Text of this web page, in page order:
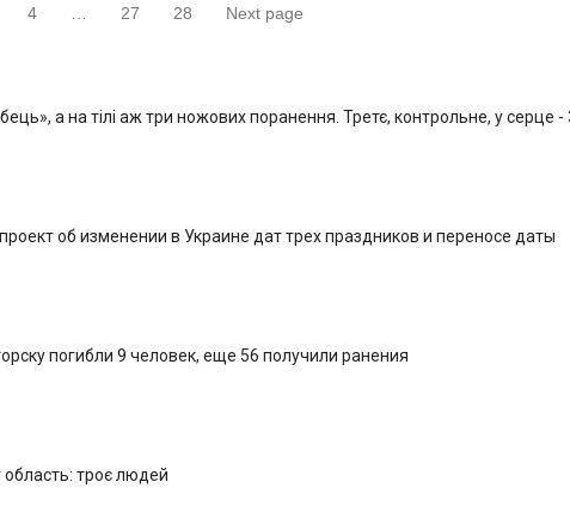
СтраницаСтраница
4 Страница
27 Страница
28 Next page
а на тілі аж три ножових поранення. Третє, контрольне, у серце -
об изменении в Украине дат трех праздников и переносе даты
погибли 9 человек, еще 56 получили ранения
область: троє людей